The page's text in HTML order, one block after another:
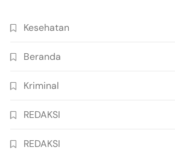
Kesehatan
Beranda
Kriminal
REDAKSI
REDAKSI